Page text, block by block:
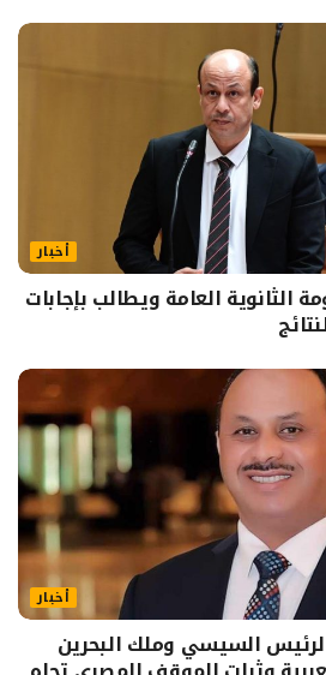
أخبار
الثانوية العامة ويطالب بإجابات
أخبار
السيسي وملك البحرين